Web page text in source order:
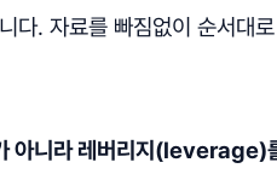
다. 자료를 빠짐없이 순서대
아니라 레버리지(leverage)